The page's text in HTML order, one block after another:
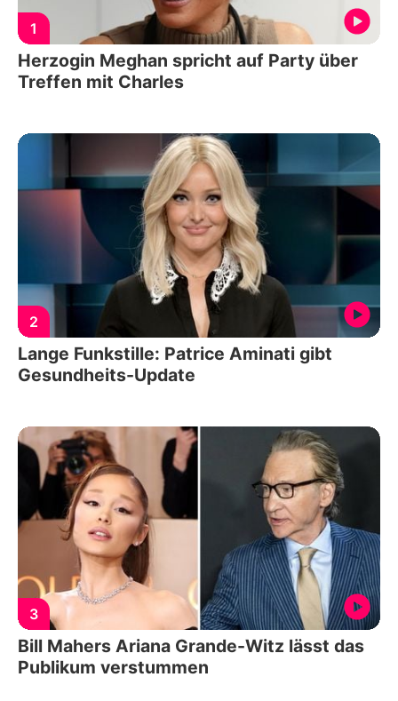
1
Herzogin Meghan spricht auf Party über
Treffen mit Charles
2
Lange Funkstille: Patrice Aminati gibt
Gesundheits-Update
3
Bill Mahers Ariana Grande-Witz lässt das
Publikum verstummen